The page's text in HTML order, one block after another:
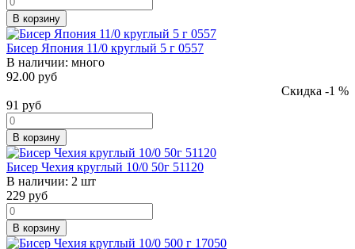
В корзину
Бисер Япония 11/0 круглый 5 г 0557
В наличии: много
92.00 руб
Скидка -1 %
91 руб
В корзину
Бисер Чехия круглый 10/0 50г 51120
В наличии: 2 шт
229 руб
В корзину